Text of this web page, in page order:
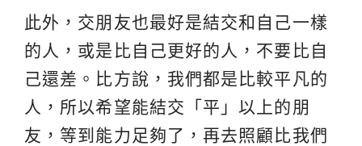
此外，交朋友也最好是結交和自己一樣
的人，或是比自己更好的人，不要比自
己還差。比方說，我們都是比較平凡的
人，所以希望能結交「平」以上的朋
友，等到能力足夠了，再去照顧比我們